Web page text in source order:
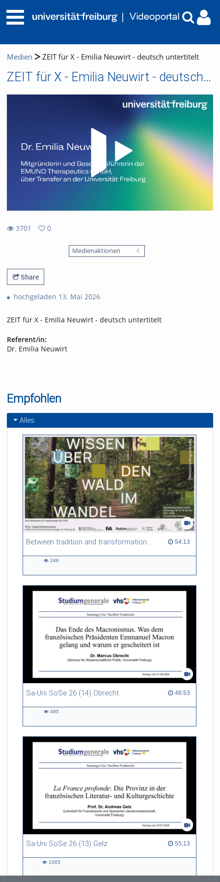
Medien ZEIT für X - Emilia Neuwirt - deutsch untertitelt
ZEIT für X - Emilia Neuwirt - deutsch untertitelt
3701
0
Medienaktionen
Share
hochgeladen 13. Mai 2026
ZEIT für X - Emilia Neuwirt - deutsch untertitelt
Referent/in:
Dr. Emilia Neuwirt
Empfohlen
Alles
Between tradition and transformation: how owners, advisers and institutions co-create knowledge for resilient forests in Europe 54:13
54:13 duration
246
Sa-Uni SoSe 26 (14) Obrecht 46:53
46:53 duration
495
Sa-Uni SoSe 26 (13) Gelz 55:13
55:13 duration
1065